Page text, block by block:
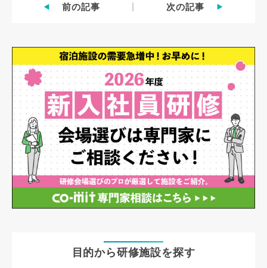
前の記事 次の記事
目的から研修施設を探す